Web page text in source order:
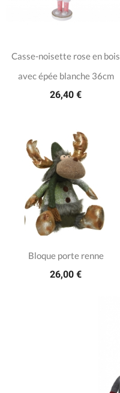
Casse-noisette rose en bois
avec épée blanche 36cm
26,40 €
Bloque porte renne
26,00 €